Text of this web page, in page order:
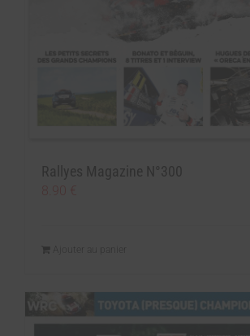
Rallyes Magazine N°300
Ajouter au panier